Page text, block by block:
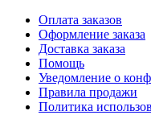
Оплата заказов
Оформление заказа
Доставка заказа
Помощь
Уведомление о
Правила продажи
Политика